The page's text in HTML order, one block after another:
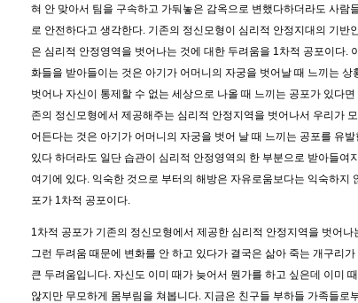
혀 안 맞아서 팀을 구속하고 가둬놓은 감옥으로 변했다하더라도 사람
로 안전하다고 생각한다. 기존의 정신모형이 심리적 안정지대의 기반
은 심리적 안정영역을 벗어나는 것에 대한 두려움을 1차적 공포이다.
화들을 받아들이는 것은 아기가 어머니의 자궁을 벗어날 때 느끼는
벗어나 자신이 통제할 수 없는 세상으로 나올 때 느끼는 공포가 있다
존의 정신모형에서 제공해주는 심리적 안정지역을 벗어나서 우리가
어든다는 것은 아기가 어머니의 자궁을 벗어 날 때 느끼는 공포를 유
있다 하더라도 일단 습관이 심리적 안정영역의 한 부분으로 받아들여
여기에 있다. 익숙한 것으로 부터의 해방은 자유로움보다는 익숙하지
포가 1차적 공포이다.
1차적 공포가 기존의 정신모형에서 제공한 심리적 안정지역을 벗어
그런 두려움 때문에 변화를 안 하고 있다가 결국은 삶아 죽는 개구리
큰 두려움입니다. 자신도 이미 때가 늦어서 뭔가를 하고 싶은데 이미
않지만 무모하게 몸부림을 쳐봅니다. 지금은 친구들 부하들 가족들로